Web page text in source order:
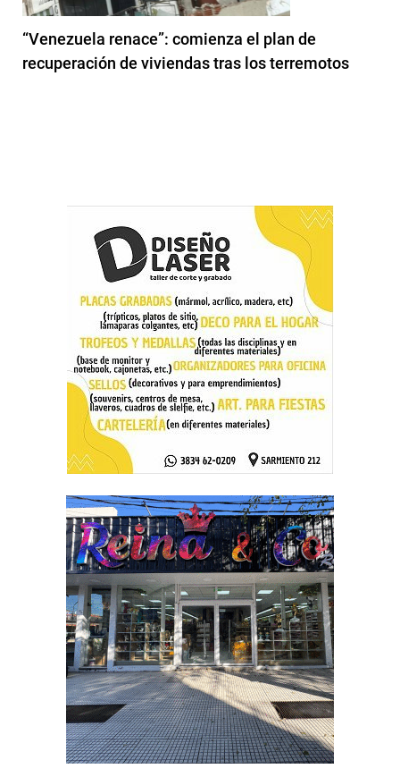
“Venezuela renace”: comienza el plan de
recuperación de viviendas tras los terremotos